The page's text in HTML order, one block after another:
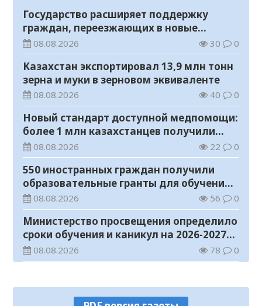
Государство расширяет поддержку
граждан, переезжающих в новые
регионы для работы
08.08.2026 30 0
Казахстан экспортировал 13,9 млн тонн
зерна и муки в зерновом эквиваленте
08.08.2026 40 0
Новый стандарт доступной медпомощи:
более 1 млн казахстанцев получили
телемедицинские услуги
08.08.2026 22 0
550 иностранных граждан получили
образовательные гранты для обучения в
Казахстане
08.08.2026 56 0
Министерство просвещения определило
сроки обучения и каникул на 2026-2027
учебный год
08.08.2026 78 0
08.08.2026 32 0